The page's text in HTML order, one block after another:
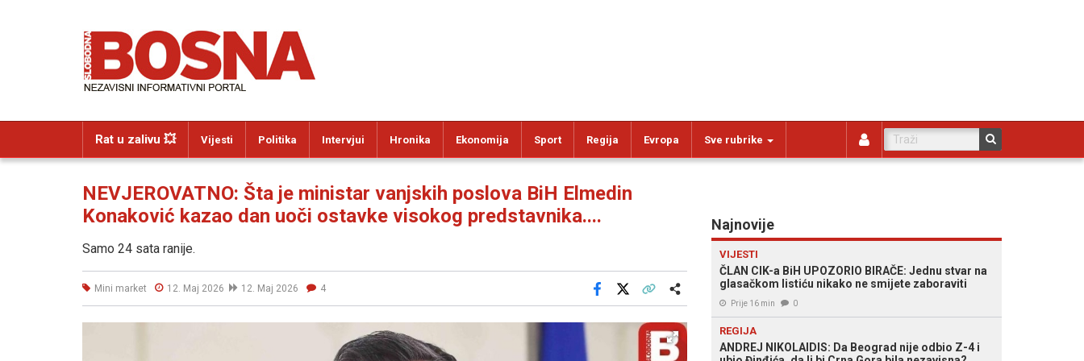
Rat u zalivu 💥 Vijesti Politika Intervjui Hronika Ekonomija Sport Regija Evropa Sve rubrike
NEVJEROVATNO: Šta je ministar vanjskih poslova BiH Elmedin
Konaković kazao dan uoči ostavke visokog predstavnika....
Samo 24 sata ranije.
Mini market 12. Maj 2026 12. Maj 2026 4
Facebook
Najnovije
VIJESTI
ČLAN CIK-a BiH UPOZORIO BIRAČE: Jednu stvar na
glasačkom listiću nikako ne smijete zaboraviti
Prije 16 min 0
REGIJA
ANDREJ NIKOLAIDIS: Da Beograd nije odbio Z-4 i